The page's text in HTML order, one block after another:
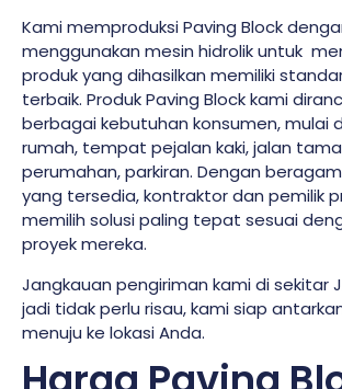
Kami memproduksi Paving Block
menggunakan mesin hidrolik untuk
produk yang dihasilkan memiliki
terbaik. Produk Paving Block kami
berbagai kebutuhan konsumen, mulai
rumah, tempat pejalan kaki, jalan
perumahan, parkiran. Dengan
yang tersedia, kontraktor dan pemilik
memilih solusi paling tepat sesuai
proyek mereka.
Jangkauan pengiriman kami di sekitar
jadi tidak perlu risau, kami siap
menuju ke lokasi Anda.